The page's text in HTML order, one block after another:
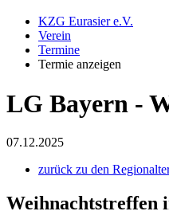
KZG Eurasier e.V.
Verein
Termine
Termie anzeigen
LG Bayern -
07.12.2025
zurück zu den
Weihnachtstreffen